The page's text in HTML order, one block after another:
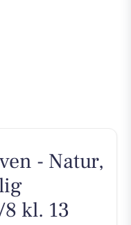
- Natur,
kl. 13